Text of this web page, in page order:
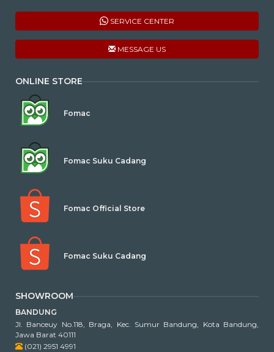
SERVICE CENTER
MESSAGE US
ONLINE STORE
Fomac
Fomac Official Store
Fomac Suku Cadang
Fomac Suku Cadang
SHOWROOM
BANDUNG
Jl. Banceuy No.118, Braga, Kec. Sumur Bandung, Kota Bandung,
Jawa Barat 40111
(021) 2951 4991